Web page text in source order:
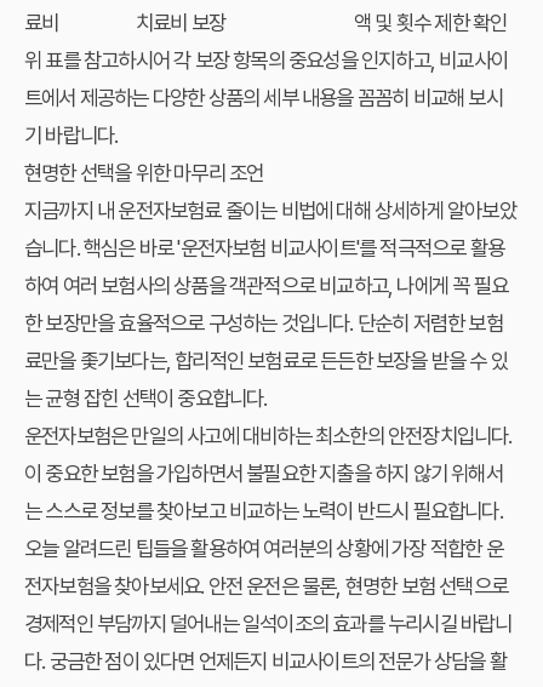
료비
치료비 보장
액 및 횟수 제한 확인
위 표를 참고하시어 각 보장 항목의 중요성을 인지하고, 비교사이
트에서 제공하는 다양한 상품의 세부 내용을 꼼꼼히 비교해 보시
기 바랍니다.
현명한 선택을 위한 마무리 조언
지금까지 내 운전자보험료 줄이는 비법에 대해 상세하게 알아보았
습니다. 핵심은 바로 '운전자보험 비교사이트'를 적극적으로 활용
하여 여러 보험사의 상품을 객관적으로 비교하고, 나에게 꼭 필요
한 보장만을 효율적으로 구성하는 것입니다. 단순히 저렴한 보험
료만을 좇기보다는, 합리적인 보험료로 든든한 보장을 받을 수 있
는 균형 잡힌 선택이 중요합니다.
운전자보험은 만일의 사고에 대비하는 최소한의 안전장치입니다.
이 중요한 보험을 가입하면서 불필요한 지출을 하지 않기 위해서
는 스스로 정보를 찾아보고 비교하는 노력이 반드시 필요합니다.
오늘 알려드린 팁들을 활용하여 여러분의 상황에 가장 적합한 운
전자보험을 찾아보세요. 안전 운전은 물론, 현명한 보험 선택으로
경제적인 부담까지 덜어내는 일석이조의 효과를 누리시길 바랍니
다. 궁금한 점이 있다면 언제든지 비교사이트의 전문가 상담을 활